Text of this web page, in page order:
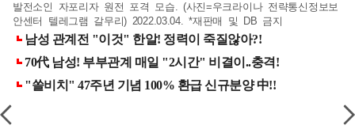
발전소인 자포리자 원전 포격 모습. (사진=우크라이나 전략통신정보보
안센터 텔레그램 갈무리) 2022.03.04. *재판매 및 DB 금지